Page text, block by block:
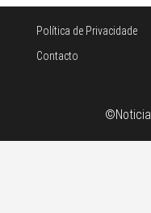
Política de Privacidade
Contacto